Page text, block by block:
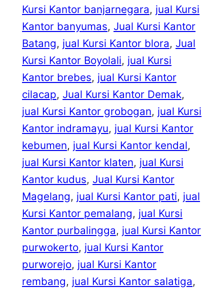
Kursi Kantor banjarnegara, jual Kursi
Kantor banyumas, Jual Kursi Kantor
Batang, jual Kursi Kantor blora, Jual
Kursi Kantor Boyolali, jual Kursi
Kantor brebes, jual Kursi Kantor
cilacap, Jual Kursi Kantor Demak
jual Kursi Kantor grobogan, jual Kursi
Kantor indramayu, jual Kursi Kantor
kebumen, jual Kursi Kantor kendal
jual Kursi Kantor klaten, jual Kursi
Kantor kudus, Jual Kursi Kantor
Magelang, jual Kursi Kantor pati, jual
Kursi Kantor pemalang, jual Kursi
Kantor purbalingga, jual Kursi Kantor
purwokerto, jual Kursi Kantor
purworejo, jual Kursi Kantor
rembang, jual Kursi Kantor salatiga